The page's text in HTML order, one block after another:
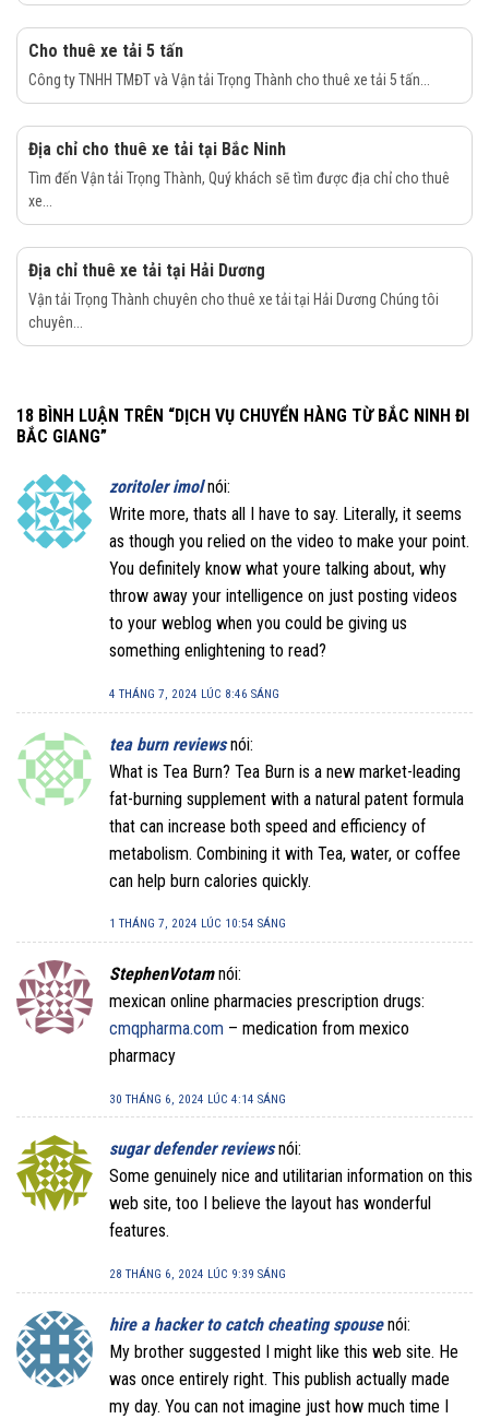
Cho thuê xe tải 5 tấn
Công ty TNHH TMĐT và Vận tải Trọng Thành cho thuê xe tải 5 tấn...
Địa chỉ cho thuê xe tải tại Bắc Ninh
Tìm đến Vận tải Trọng Thành, Quý khách sẽ tìm được địa chỉ cho thuê
xe...
Địa chỉ thuê xe tải tại Hải Dương
Vận tải Trọng Thành chuyên cho thuê xe tải tại Hải Dương Chúng tôi
chuyên...
18 BÌNH LUẬN TRÊN “DỊCH VỤ CHUYỂN HÀNG TỪ BẮC NINH ĐI
BẮC GIANG”
zoritoler imol nói:
Write more, thats all I have to say. Literally, it seems
as though you relied on the video to make your point.
You definitely know what youre talking about, why
throw away your intelligence on just posting videos
to your weblog when you could be giving us
something enlightening to read?
4 THÁNG 7, 2024 LÚC 8:46 SÁNG
tea burn reviews nói:
What is Tea Burn? Tea Burn is a new market-leading
fat-burning supplement with a natural patent formula
that can increase both speed and efficiency of
metabolism. Combining it with Tea, water, or coffee
can help burn calories quickly.
1 THÁNG 7, 2024 LÚC 10:54 SÁNG
StephenVotam nói:
mexican online pharmacies prescription drugs:
cmqpharma.com – medication from mexico
pharmacy
30 THÁNG 6, 2024 LÚC 4:14 SÁNG
sugar defender reviews nói:
Some genuinely nice and utilitarian information on this
web site, too I believe the layout has wonderful
features.
28 THÁNG 6, 2024 LÚC 9:39 SÁNG
hire a hacker to catch cheating spouse nói:
My brother suggested I might like this web site. He
was once entirely right. This publish actually made
my day. You can not imagine just how much time I